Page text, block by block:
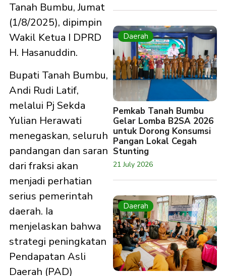
Tanah Bumbu, Jumat
(1/8/2025), dipimpin
Wakil Ketua I DPRD
H. Hasanuddin.
Bupati Tanah Bumbu,
Andi Rudi Latif,
melalui Pj Sekda
Yulian Herawati
menegaskan, seluruh
pandangan dan saran
dari fraksi akan
menjadi perhatian
serius pemerintah
daerah. Ia
menjelaskan bahwa
strategi peningkatan
Pendapatan Asli
Daerah (PAD)
Daerah
Pemkab Tanah Bumbu
Gelar Lomba B2SA 2026
untuk Dorong Konsumsi
Pangan Lokal Cegah
Stunting
21 July 2026
Daerah